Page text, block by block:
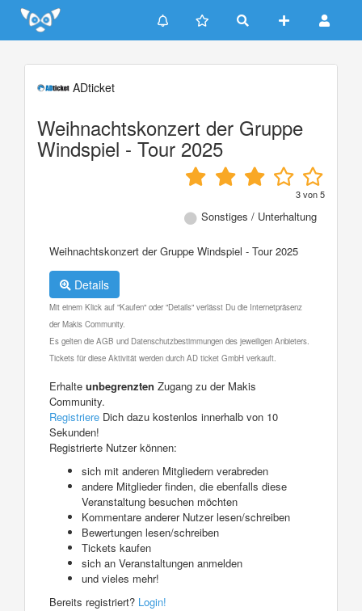
Update cookies preferences
ADticket
Weihnachtskonzert der Gruppe
Windspiel - Tour 2025
3von5
Sonstiges / Unterhaltung
Weihnachtskonzert der Gruppe Windspiel - Tour 2025
Details
Mit einem Klick auf "Kaufen" oder "Details" verlässt Du die Internetpräsenz
der Makis Community.
Es gelten die AGB und Datenschutzbestimmungen des jeweiligen Anbieters.
Tickets für diese Aktivität werden durch AD ticket GmbH verkauft.
Erhalte unbegrenzten Zugang zu der Makis
Community.
Registriere Dich dazu kostenlos innerhalb von 10
Sekunden!
Registrierte Nutzer können:
sich mit anderen Mitgliedern verabreden
andere Mitglieder finden, die ebenfalls diese
Veranstaltung besuchen möchten
Kommentare anderer Nutzer lesen/schreiben
Bewertungen lesen/schreiben
Tickets kaufen
sich an Veranstaltungen anmelden
und vieles mehr!
Bereits registriert? Login!